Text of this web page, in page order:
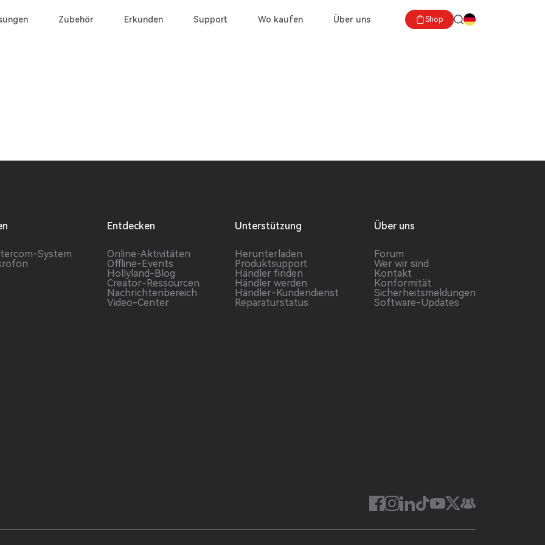
Zubehör Erkunden Support Wo kaufen Über uns Shop
System
Entdecken
Online-Aktivitäten
Offline-Events
Hollyland-Blog
Creator-Ressourcen
Nachrichtenbereich
Video-Center
Unterstützung
Herunterladen
Produktsupport
Händler finden
Händler werden
Händler-Kundendienst
Reparaturstatus
Über uns
Forum
Wer wir sind
Kontakt
Konformität
Sicherheitsmeldungen
Software-Updates